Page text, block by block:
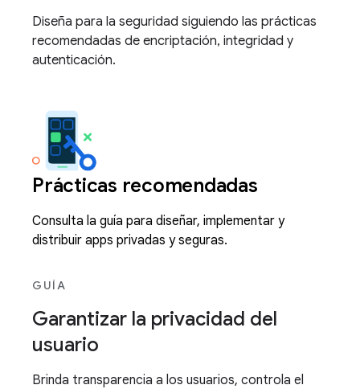
Diseña para la seguridad siguiendo las prácticas
recomendadas de encriptación, integridad y
autenticación.
Prácticas recomendadas
Consulta la guía para diseñar, implementar y
distribuir apps privadas y seguras.
GUÍA
Garantizar la privacidad del
usuario
Brinda transparencia a los usuarios, controla el